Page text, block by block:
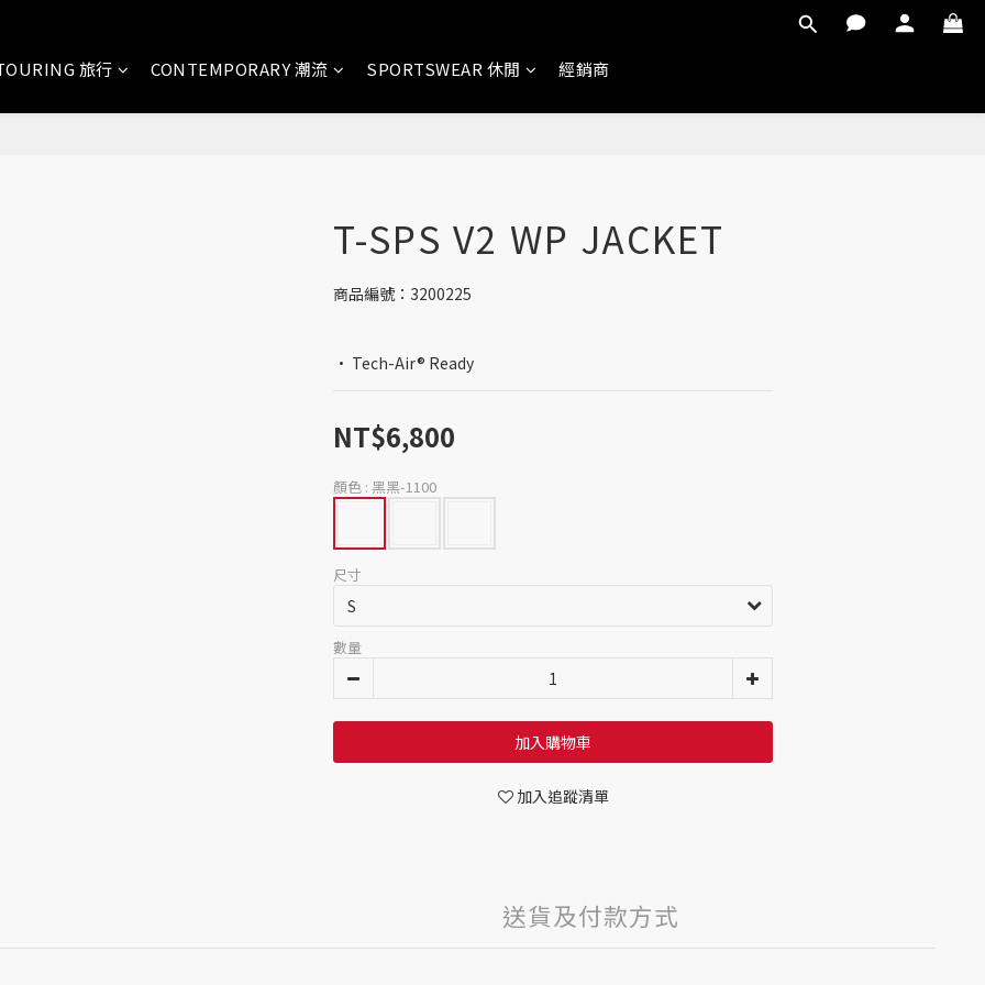
旅行 CONTEMPORARY 潮流 SPORTSWEAR 休閒 經銷商
T-SPS V2 WP JACKET
商品編號：3200225
· Tech-Air® Ready
NT$6,800
顏色 : 黑黑-1100
尺寸
數量
加入購物車
加入追蹤清單
送貨及付款方式